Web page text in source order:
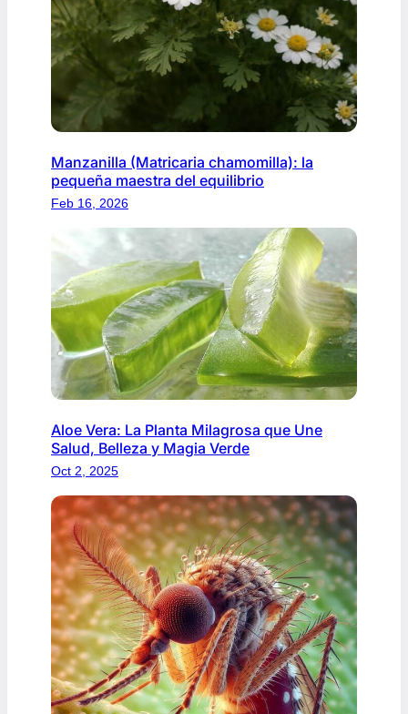
Manzanilla (Matricaria chamomilla): la
pequeña maestra del equilibrio
Feb 16, 2026
Aloe Vera: La Planta Milagrosa que Une
Salud, Belleza y Magia Verde
Oct 2, 2025